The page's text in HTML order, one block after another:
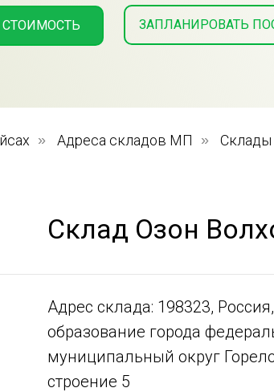
СТОИМОСТЬ ЗАПЛАНИРОВАТЬ
» Адреса складов МП » Склады
Склад Озон
Адрес склада: 198323,
образование города
муниципальный округ
строение 5